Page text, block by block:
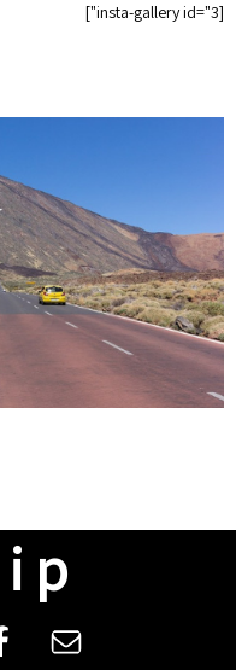
[insta-gallery id="3"]